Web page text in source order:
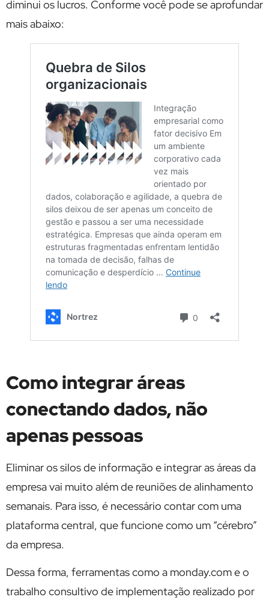
diminui os lucros. Conforme você pode se aprofundar
mais abaixo:
Como integrar áreas
conectando dados, não
apenas pessoas
Eliminar os silos de informação e integrar as áreas da
empresa vai muito além de reuniões de alinhamento
semanais. Para isso, é necessário contar com uma
plataforma central, que funcione como um “cérebro”
da empresa.
Dessa forma, ferramentas como a monday.com e o
trabalho consultivo de implementação realizado por